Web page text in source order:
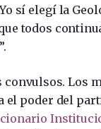
sí elegí la
todos
convulsos. Los
el poder del